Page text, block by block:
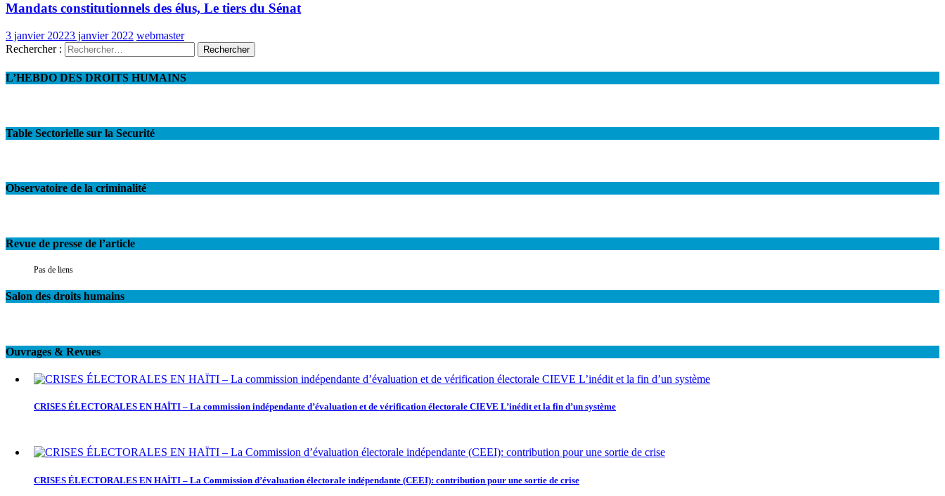
Mandats constitutionnels des élus, Le tiers du Sénat
3 janvier 20223 janvier 2022 webmaster
Rechercher :
L’HEBDO DES DROITS HUMAINS
Table Sectorielle sur la Securité
Observatoire de la criminalité
Revue de presse de l’article
Pas de liens
Salon des droits humains
Ouvrages & Revues
CRISES ÉLECTORALES EN HAÏTI – La commission indépendante d’évaluation et de vérification électorale CIEVE L’inédit et la fin d’un système
CRISES ÉLECTORALES EN HAÏTI – La Commission d’évaluation électorale indépendante (CEEI): contribution pour une sortie de crise